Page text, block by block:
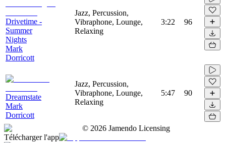
Drivetime -
Summer
Nights
Mark
Dorricott
Jazz, Percussion,
Vibraphone, Lounge,
Relaxing
3:22 96
Dreamstate
Mark
Dorricott
Jazz, Percussion,
Vibraphone, Lounge,
Relaxing
5:47 90
© 2026 Jamendo Licensing
Télécharger l'app